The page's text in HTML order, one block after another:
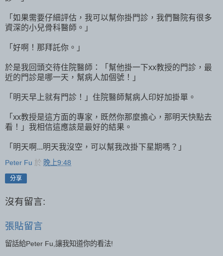
「如果需要仔細評估，我可以幫你掛門診，我們醫院有很多
資深的小兒骨科醫師。」
「好啊！那拜託你。」
於是我回頭交待住院醫師：「幫他掛一下xx教授的門診，最
近的門診是哪一天，幫病人加個號！」
「明天早上就有門診！」住院醫師幫病人印好加掛單。
「xx教授是這方面的專家，既然你那麼擔心，那明天快點去
看！」我相信這應該是最好的結果。
「明天啊...明天我沒空，可以幫我改掛下星期嗎？」
Peter Fu 於 晚上9:48
分享
沒有留言:
張貼留言
留話給Peter Fu,讓我知道你的看法!